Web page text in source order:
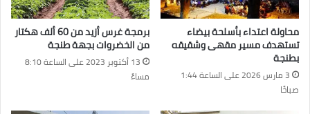
محاولة اعتداء بأسلحة بيضاء
تستهدف مسير مقهى وشقيقه
بطنجة
3 مارس 2026 على الساعة 1:44
صباحًا
برمجة غرس أزيد من 60 ألف هكتار
من الخضروات بجهة طنجة
13 أكتوبر 2023 على الساعة 8:10
مساءً